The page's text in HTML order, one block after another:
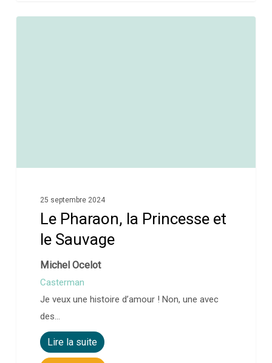
25 septembre 2024
Le Pharaon, la Princesse et
le Sauvage
Michel Ocelot
Casterman
Je veux une histoire d’amour ! Non, une avec
des…
Lire la suite